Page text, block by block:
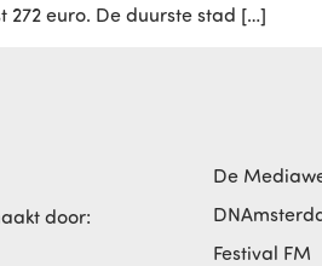
272 euro. De duurste stad […]
door:
De
Festival FM